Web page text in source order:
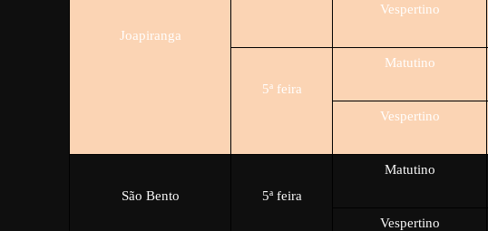
Joapiranga
Vespertino
5ª feira
Matutino
Vespertino
São Bento 5ª feira
Matutino
Vespertino